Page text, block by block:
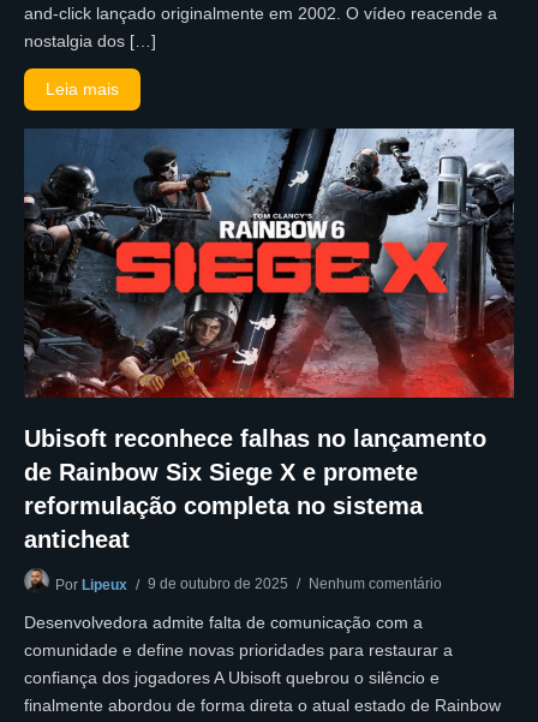
and-click lançado originalmente em 2002. O vídeo reacende a
nostalgia dos […]
Leia mais
Ubisoft reconhece falhas no lançamento
de Rainbow Six Siege X e promete
reformulação completa no sistema
anticheat
Por Lipeux 9 de outubro de 2025 Nenhum comentário
Desenvolvedora admite falta de comunicação com a
comunidade e define novas prioridades para restaurar a
confiança dos jogadores A Ubisoft quebrou o silêncio e
finalmente abordou de forma direta o atual estado de Rainbow